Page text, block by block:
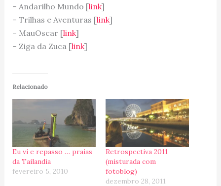
– Andarilho Mundo [link]
– Trilhas e Aventuras [link]
– MauOscar [link]
– Ziga da Zuca [link]
Relacionado
Eu vi e repasso … praias
da Tailandia
fevereiro 5, 2010
Retrospectiva 2011
(misturada com
fotoblog)
dezembro 28, 2011